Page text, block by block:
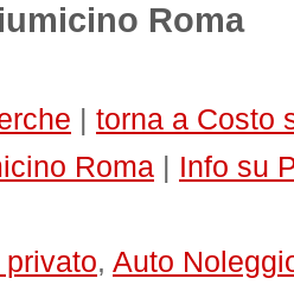
Roma
| torna a Costo
Roma | Info su
, Auto